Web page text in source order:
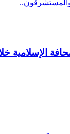
الإسلامية